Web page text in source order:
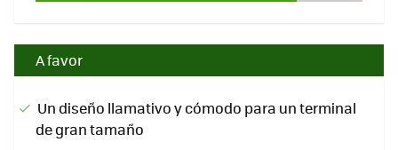
A favor
Un diseño llamativo y cómodo para un terminal
de gran tamaño